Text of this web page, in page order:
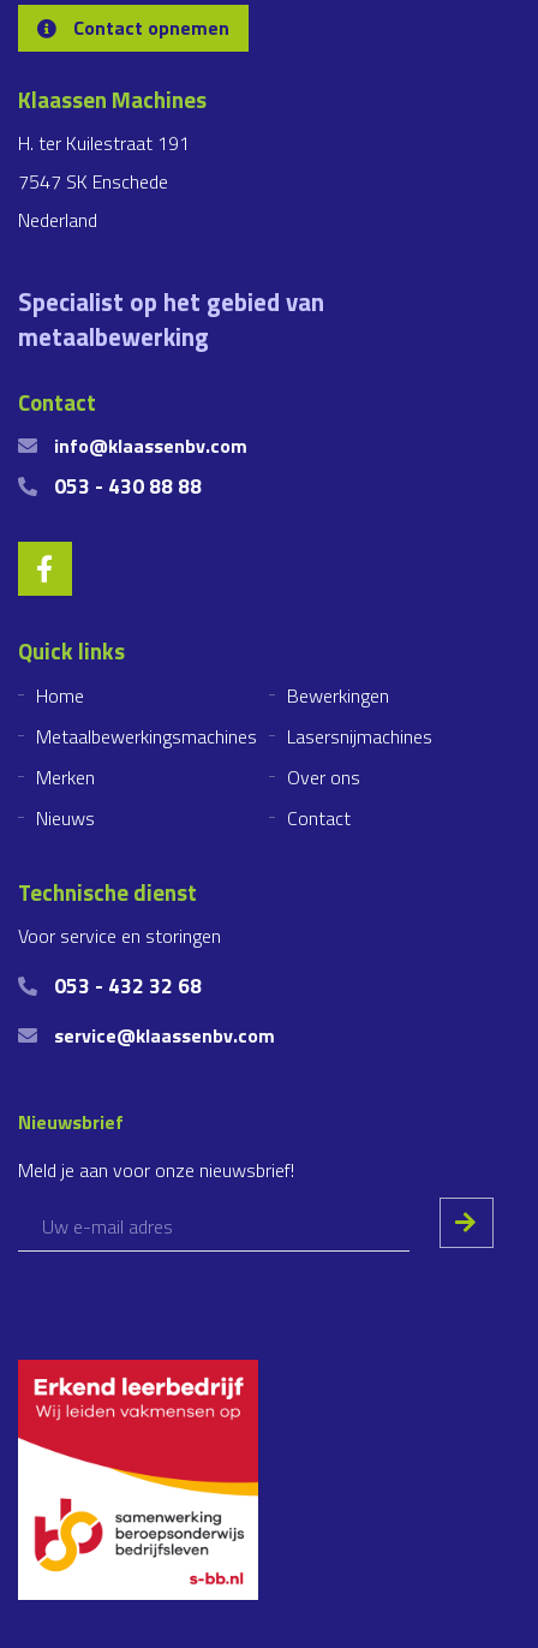
Contact opnemen
Klaassen Machines
H. ter Kuilestraat 191
7547 SK Enschede
Nederland
Specialist op het gebied van
metaalbewerking
Contact
info@klaassenbv.com
053 - 430 88 88
Quick links
Home
Bewerkingen
Metaalbewerkingsmachines
Lasersnijmachines
Merken
Over ons
Nieuws
Contact
Technische dienst
Voor service en storingen
053 - 432 32 68
service@klaassenbv.com
Nieuwsbrief
Meld je aan voor onze nieuwsbrief!